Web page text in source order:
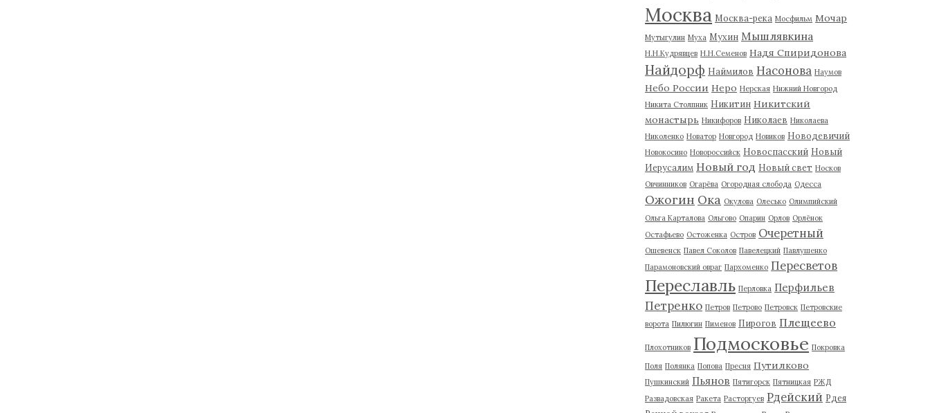
Москва Москва-река Мосфильм Мочар
Мутыгулин Муха Мухин Мышлявкина
Н.Н.Кудрявцев Н.Н.Семенов Надя Спиридонова
Найдорф Наймилов Насонова Наумов
Небо России Неро Нерская Нижний Новгород
Никита Столпник Никитин Никитский
монастырь Никифоров Николаев Николаева
Николенко Новатор Новгород Новиков Новодевичий
Новокосино Новороссийск Новоспасский Новый
Иерусалим Новый год Новый свет Носков
Овчинников Огарёва Огородная слобода Одесса
Ожогин Ока Окулова Олесько Олимпийский
Ольга Карталова Ольгово Опарин Орлов Орлёнок
Остафьево Остоженка Остров Очеретный
Ошевенск Павел Соколов Павелецкий Павлушенко
Парамоновский овраг Пархоменко Пересветов
Переславль Перловка Перфильев
Петренко Петров Петрово Петровск Петровские
ворота Пилюгин Пименов Пирогов Плещеево
Плохотников Подмосковье Покровка
Поля Полянка Попова Пресня Путилково
Пушкинский Пьянов Пятигорск Пятницкая РЖД
Развадовская Ракета Расторгуев Рдейский Рдея